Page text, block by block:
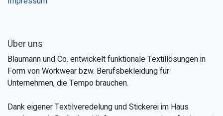
Über uns
Blaumann und Co. entwickelt funktionale Textillösungen in
Form von Workwear bzw. Berufsbekleidung für
Unternehmen, die Tempo brauchen.
Dank eigener Textilveredelung und Stickerei im Haus